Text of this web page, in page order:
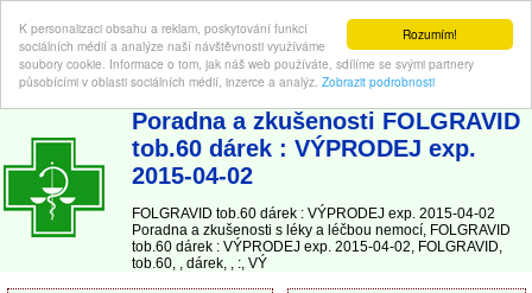
Rozumím!
K personalizaci obsahu a reklam, poskytování funkcí
sociálních médií a analýze naší návštěvnosti využíváme
soubory cookie. Informace o tom, jak náš web používáte, sdílíme se svými partnery
působícími v oblasti sociálních médií, inzerce a analýz. Zobrazit podrobnosti
ABC-LEKARNA.cz | Poradna a zkušenosti s léky a léčbou nemocí
Poradna a zkušenosti FOLGRAVID
tob.60 dárek : VÝPRODEJ exp.
2015-04-02
FOLGRAVID tob.60 dárek : VÝPRODEJ exp. 2015-04-02
Poradna a zkušenosti s léky a léčbou nemocí, FOLGRAVID
tob.60 dárek : VÝPRODEJ exp. 2015-04-02, FOLGRAVID,
tob.60, , dárek, , :, VÝ